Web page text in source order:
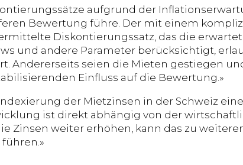
aufgrund der
Bewertung führe. Der mit einem
Diskontierungssatz, das die
und andere Parameter berücksichtigt,
Andererseits seien die Mieten gestiegen
Einfluss auf die Bewertung.»
der Mietzinsen in der Schweiz
ist direkt abhängig von der
Zinsen weiter erhöhen, kann das zu